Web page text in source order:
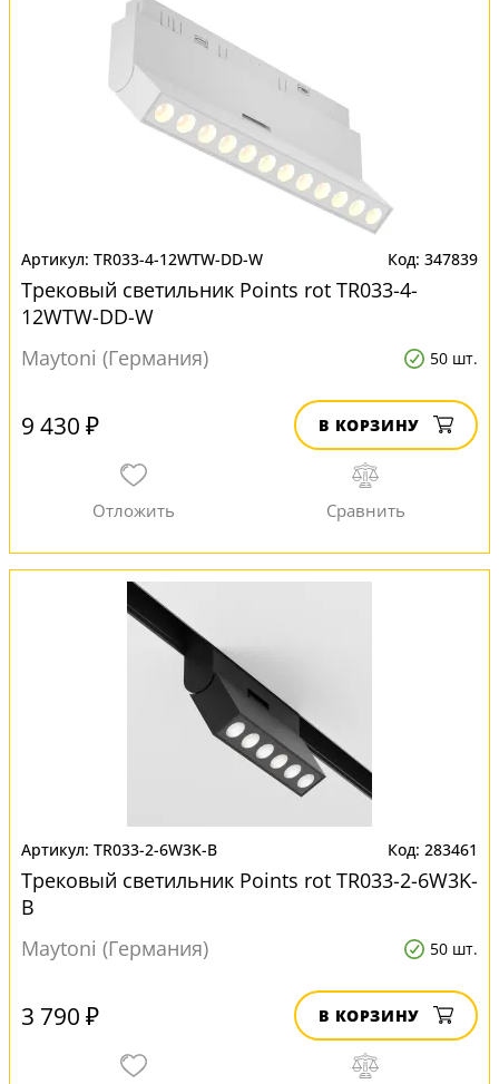
TR033-4-12WTW-DD-W 347839
Трековый светильник Points rot TR033-4-
12WTW-DD-W
Maytoni (Германия)
50 шт.
9 430 ₽ В КОРЗИНУ
TR033-2-6W3K-B 283461
Трековый светильник Points rot TR033-2-6W3K-
B
Maytoni (Германия)
50 шт.
3 790 ₽ В КОРЗИНУ